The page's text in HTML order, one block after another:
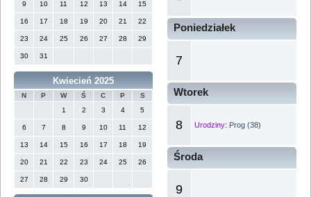
9 10 11 12 13 14 15
16 17 18 19 20 21 22
23 24 25 26 27 28 29
30 31
Kwiecień 2025
N P W Ś C P
S
1
2 3 4 5
6 7 8 9 10 11 12
13 14 15 16 17 18 19
20 21 22 23 24 25 26
27 28 29 30
Poniedziałek
7
Wtorek
8 Urodziny: Prog (38)
Środa
9